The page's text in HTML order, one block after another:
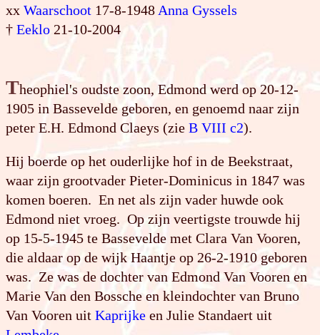
xx Waarschoot 17-8-1948 Anna Gyssels
† Eeklo 21-10-2004
Theophiel's oudste zoon, Edmond werd op 20-12-
1905 in Bassevelde geboren, en genoemd naar zijn
peter E.H. Edmond Claeys (zie B VIII c2).
Hij boerde op het ouderlijke hof in de Beekstraat,
waar zijn grootvader Pieter-Dominicus in 1847 was
komen boeren. En net als zijn vader huwde ook
Edmond niet vroeg. Op zijn veertigste trouwde hij
op 15-5-1945 te Bassevelde met Clara Van Vooren,
die aldaar op de wijk Haantje op 26-2-1910 geboren
was. Ze was de dochter van Edmond Van Vooren en
Marie Van den Bossche en kleindochter van Bruno
Van Vooren uit Kaprijke en Julie Standaert uit